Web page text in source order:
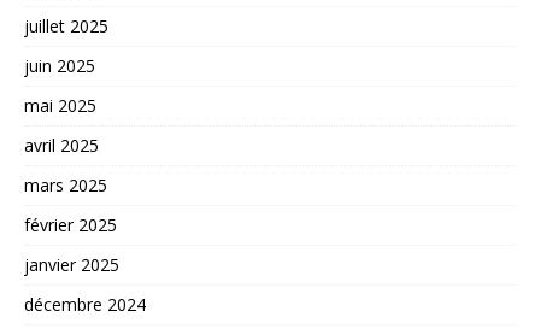
juillet 2025
juin 2025
mai 2025
avril 2025
mars 2025
février 2025
janvier 2025
décembre 2024